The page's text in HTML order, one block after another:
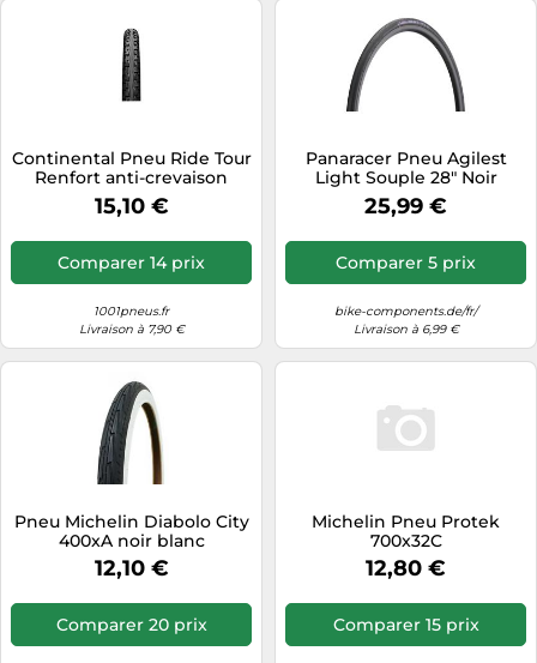
Continental Pneu Ride Tour
Renfort anti-crevaison
700x37C (37-622) Noir
15,10 €
Comparer 14 prix
1001pneus.fr
Livraison à 7,90 €
Panaracer Pneu Agilest
Light Souple 28" Noir
25,99 €
Comparer 5 prix
bike-components.de/fr/
Livraison à 6,99 €
Pneu Michelin Diabolo City
400xA noir blanc
12,10 €
Comparer 20 prix
Michelin Pneu Protek
700x32C
12,80 €
Comparer 15 prix